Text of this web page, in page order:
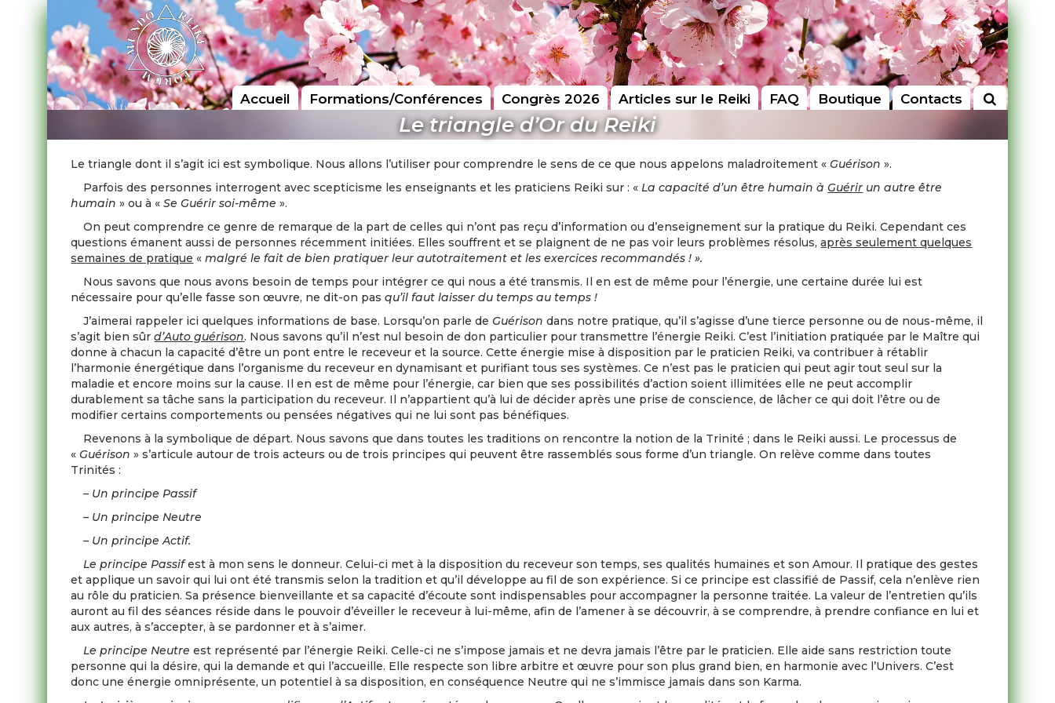
Accueil Formations/Conférences Congrès 2026 Articles sur le Reiki FAQ Boutique Contacts
Le triangle d’Or du Reiki
Le triangle dont il s’agit ici est symbolique. Nous allons l’utiliser pour comprendre le sens de ce que nous appelons maladroitement «Guérison ».
Parfois des personnes interrogent avec scepticisme les enseignants et les praticiens Reiki sur : «La capacité d’un être humain àGuérir un autre être
humain » ou à «Se Guérir soi-même».
On peut comprendre ce genre de remarque de la part de celles qui n’ont pas reçu d’information ou d’enseignement sur la pratique du Reiki. Cependant ces
questions émanent aussi de personnes récemment initiées. Elles souffrent et se plaignent de ne pas voir leurs problèmes résolus,après seulement quelques
semaines de pratique «malgré le fait de bien pratiquer leur autotraitement et les exercices recommandés ! ».
Nous savons que nous avons besoin de temps pour intégrer ce qui nous a été transmis. Il en est de même pour l’énergie, une certaine durée lui est
nécessaire pour qu’elle fasse son œuvre, ne dit-on pasqu’il faut laisser du temps au temps !
J’aimerai rappeler ici quelques informations de base. Lorsqu’on parle deGuérison dans notre pratique, qu’il s’agisse d’une tierce personne ou de nous-même, il
s’agit bien sûrd’Auto guérison. Nous savons qu’il n’est nul besoin de don particulier pour transmettre l’énergie Reiki. C’est l’initiation pratiquée par le Maître qui
donne à chacun la capacité d’être un pont entre le receveur et la source. Cette énergie mise à disposition par le praticien Reiki, va contribuer à rétablir
l’harmonie énergétique dans l’organisme du receveur en dynamisant et purifiant tous ses systèmes. Ce n’est pas le praticien qui peut agir tout seul sur la
maladie et encore moins sur la cause. Il en est de même pour l’énergie, car bien que ses possibilités d’action soient illimitées elle ne peut accomplir
durablement sa tâche sans la participation du receveur. Il n’appartient qu’à lui de décider après une prise de conscience, de lâcher ce qui doit l’être ou de
modifier certains comportements ou pensées négatives qui ne lui sont pas bénéfiques.
Revenons à la symbolique de départ. Nous savons que dans toutes les traditions on rencontre la notion de la Trinité ; dans le Reiki aussi. Le processus de
«Guérison » s’articule autour de trois acteurs ou de trois principes qui peuvent être rassemblés sous forme d’un triangle. On relève comme dans toutes
Trinités :
– Un principe Passif
– Un principe Neutre
– Un principe Actif.
Le principe Passifest à mon sens le donneur. Celui-ci met à la disposition du receveur son temps, ses qualités humaines et son Amour. Il pratique des gestes
et applique un savoir qui lui ont été transmis selon la tradition et qu’il développe au fil de son expérience. Si ce principe est classifié de Passif, cela n’enlève rien
au rôle du praticien. Sa présence bienveillante et sa capacité d’écoute sont indispensables pour accompagner la personne traitée. La valeur de l’entretien qu’ils
auront au fil des séances réside dans le pouvoir d’éveiller le receveur à lui-même, afin de l’amener à se découvrir, à se comprendre, à prendre confiance en lui et
aux autres, à s’accepter, à se pardonner et à s’aimer.
Le principe Neutre est représenté par l’énergie Reiki. Celle-ci ne s’impose jamais et ne devra jamais l’être par le praticien. Elle aide sans restriction toute
personne qui la désire, qui la demande et qui l’accueille. Elle respecte son libre arbitre et œuvre pour son plus grand bien, en harmonie avec l’Univers. C’est
donc une énergie omniprésente, un potentiel à sa disposition, en conséquence Neutre qui ne s’immisce jamais dans son Karma.